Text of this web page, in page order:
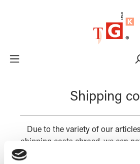
Shipping
Due to the variety of our
shipping costs abroad, we can
costs in the shop. Items that